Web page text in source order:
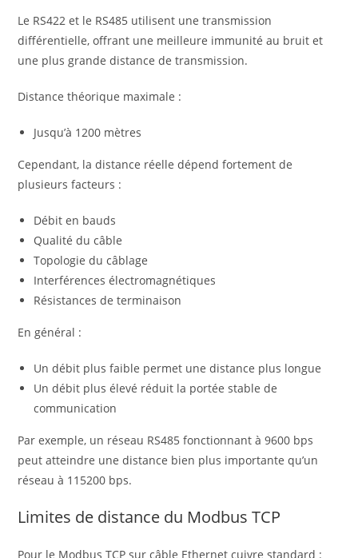
Le RS422 et le RS485 utilisent une transmission
différentielle, offrant une meilleure immunité au bruit et
une plus grande distance de transmission.
Distance théorique maximale :
Jusqu’à 1200 mètres
Cependant, la distance réelle dépend fortement de
plusieurs facteurs :
Débit en bauds
Qualité du câble
Topologie du câblage
Interférences électromagnétiques
Résistances de terminaison
En général :
Un débit plus faible permet une distance plus longue
Un débit plus élevé réduit la portée stable de
communication
Par exemple, un réseau RS485 fonctionnant à 9600 bps
peut atteindre une distance bien plus importante qu’un
réseau à 115200 bps.
Limites de distance du Modbus TCP
Pour le Modbus TCP sur câble Ethernet cuivre standard :